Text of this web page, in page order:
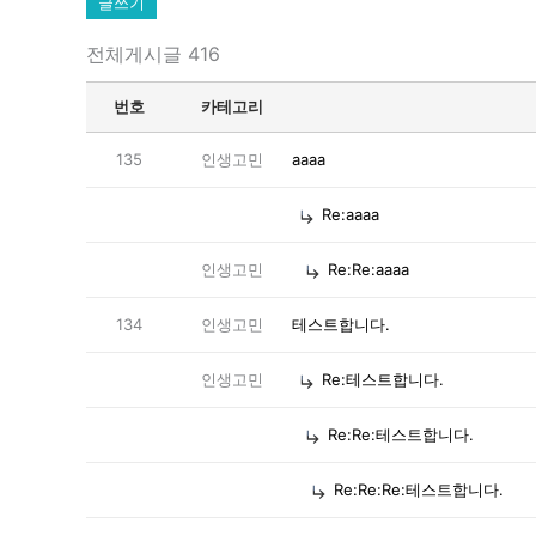
전체게시글 416
번호 카테고리
135 인생고민 aaaa
Re:aaaa
인생고민 Re:Re:aaaa
134 인생고민 테스트합니다.
인생고민 Re:테스트합니다.
Re:Re:테스트합니다.
Re:Re:Re:테스트합니다.